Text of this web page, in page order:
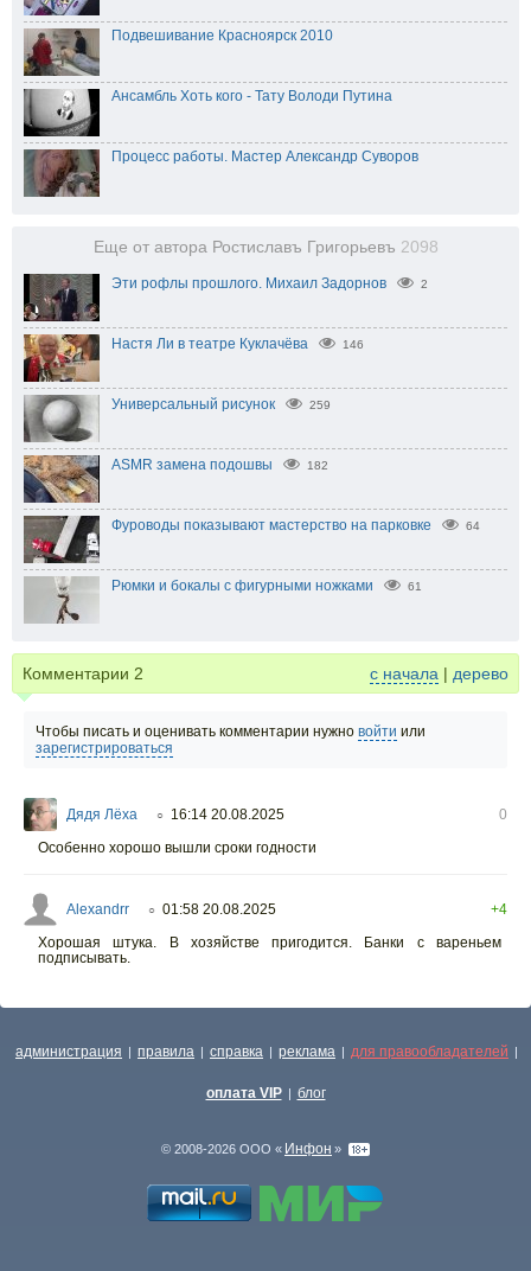
Подвешивание Красноярск 2010
Ансамбль Хоть кого - Тату Володи Путина
Процесс работы. Мастер Александр Суворов
Еще от автора Ростиславъ Григорьевъ 2098
Эти рофлы прошлого. Михаил Задорнов 2
Настя Ли в театре Куклачёва 146
Универсальный рисунок 259
ASMR замена подошвы 182
Фуроводы показывают мастерство на парковке 64
Рюмки и бокалы с фигурными ножками 61
Комментарии 2 с начала | дерево
Чтобы писать и оценивать комментарии нужно войти или
зарегистрироваться
Дядя Лёха ○ 16:14 20.08.2025
0
Особенно хорошо вышли сроки годности
Alexandrr ○ 01:58 20.08.2025
+4
Хорошая штука. В хозяйстве пригодится. Банки с вареньем
подписывать.
администрация | правила | справка | реклама | для правообладателей |
оплата VIP | блог
© 2008-2026 ООО « Инфон »